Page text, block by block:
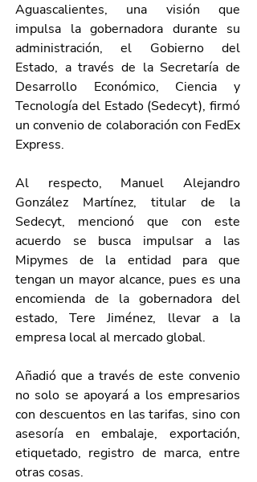
Aguascalientes, una visión que
impulsa la gobernadora durante su
administración, el Gobierno del
Estado, a través de la Secretaría de
Desarrollo Económico, Ciencia y
Tecnología del Estado (Sedecyt), firmó
un convenio de colaboración con FedEx
Express.
Al respecto, Manuel Alejandro
González Martínez, titular de la
Sedecyt, mencionó que con este
acuerdo se busca impulsar a las
Mipymes de la entidad para que
tengan un mayor alcance, pues es una
encomienda de la gobernadora del
estado, Tere Jiménez, llevar
a la
empresa local al mercado global.
Añadió que a través de este convenio
no solo se apoyará a los empresarios
con descuentos en las tarifas, sino con
asesoría en embalaje, exportación,
etiquetado, registro de marca, entre
otras cosas.